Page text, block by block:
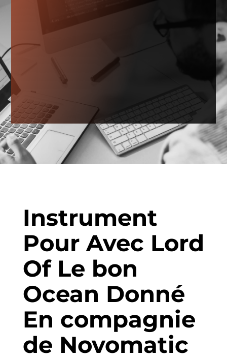
Instrument
Pour Avec Lord
Of Le bon
Ocean Donné
En compagnie
de Novomatic